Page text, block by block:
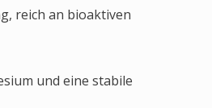
reich an bioaktiven
und eine stabile